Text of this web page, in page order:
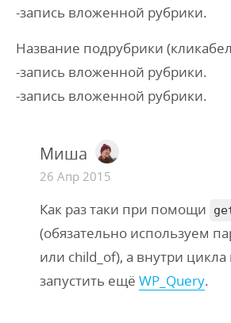
-запись вложенной рубрики.
Название подрубрики
-запись вложенной рубрики.
-запись вложенной рубрики.
Миша
26 Апр 2015
Как раз таки при помощи
(обязательно используем
или child_of), а внутри
запустить ещё WP_Query.